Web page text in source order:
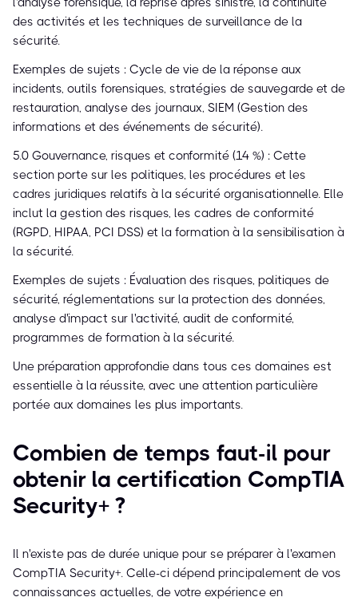
des activités et les techniques de surveillance de la
sécurité.
Exemples de sujets : Cycle de vie de la réponse aux
incidents, outils forensiques, stratégies de sauvegarde et de
restauration, analyse des journaux, SIEM (Gestion des
informations et des événements de sécurité).
5.0 Gouvernance, risques et conformité (14 %) : Cette
section porte sur les politiques, les procédures et les
cadres juridiques relatifs à la sécurité organisationnelle. Elle
inclut la gestion des risques, les cadres de conformité
(RGPD, HIPAA, PCI DSS) et la formation à la sensibilisation à
la sécurité.
Exemples de sujets : Évaluation des risques, politiques de
sécurité, réglementations sur la protection des données,
analyse d'impact sur l'activité, audit de conformité,
programmes de formation à la sécurité.
Une préparation approfondie dans tous ces domaines est
essentielle à la réussite, avec une attention particulière
portée aux domaines les plus importants.
Combien de temps faut-il pour
obtenir la certification CompTIA
Security+ ?
Il n'existe pas de durée unique pour se préparer à l'examen
CompTIA Security+. Celle-ci dépend principalement de vos
connaissances actuelles, de votre expérience en